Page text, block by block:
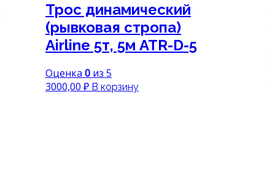
Трос динамический
(рывковая стропа)
Airline 5т, 5м ATR-D-5
Оценка 0 из 5
3000,00 ₽ В корзину